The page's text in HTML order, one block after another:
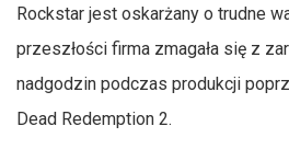
Rockstar jest oskarżany o trudne
przeszłości firma zmagała się z
nadgodzin podczas produkcji
Dead Redemption 2.